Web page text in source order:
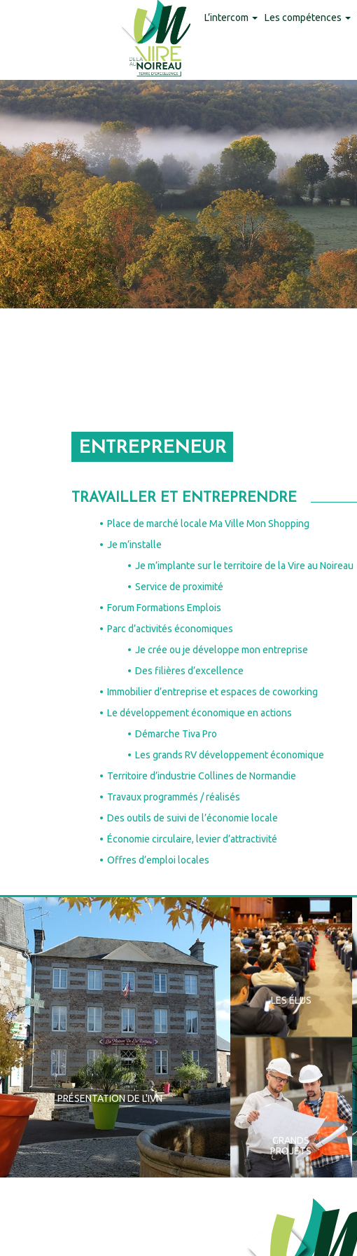
L’intercom Les compétences
ENTREPRENEUR
TRAVAILLER ET ENTREPRENDRE
Place de marché locale Ma Ville Mon Shopping
Je m’installe
Je m’implante sur le territoire de la Vire au Noireau
Service de proximité
Forum Formations Emplois
Parc d’activités économiques
Je crée ou je développe mon entreprise
Des filières d’excellence
Immobilier d’entreprise et espaces de coworking
Le développement économique en actions
Démarche Tiva Pro
Les grands RV développement économique
Territoire d’industrie Collines de Normandie
Travaux programmés / réalisés
Des outils de suivi de l’économie locale
Économie circulaire, levier d’attractivité
Offres d’emploi locales
PRÉSENTATION DE L'IVN
LES ÉLUS
GRANDS
PROJETS
Panneau de gestion des cookies